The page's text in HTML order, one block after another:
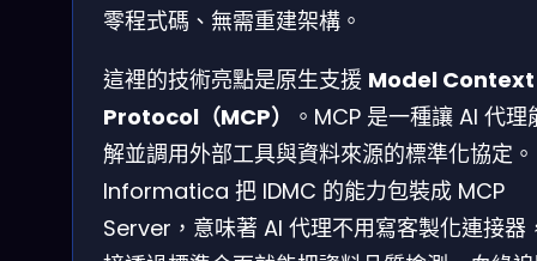
零程式碼、無需重建架構。
這裡的技術亮點是原生支援 Model Context
Protocol（MCP）
。MCP 是一種讓 AI 代理
解並調用外部工具與資料來源的標準化協定。
Informatica 把 IDMC 的能力包裝成 MCP
Server，意味著 AI 代理不用寫客製化連接器